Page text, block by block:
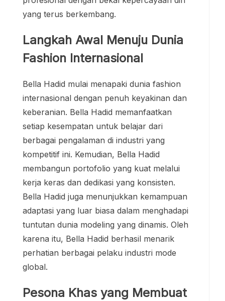
yang terus berkembang.
Langkah Awal Menuju Dunia
Fashion Internasional
Bella Hadid mulai menapaki dunia fashion
internasional dengan penuh keyakinan dan
keberanian. Bella Hadid memanfaatkan
setiap kesempatan untuk belajar dari
berbagai pengalaman di industri yang
kompetitif ini. Kemudian, Bella Hadid
membangun portofolio yang kuat melalui
kerja keras dan dedikasi yang konsisten.
Bella Hadid juga menunjukkan kemampuan
adaptasi yang luar biasa dalam menghadapi
tuntutan dunia modeling yang dinamis. Oleh
karena itu, Bella Hadid berhasil menarik
perhatian berbagai pelaku industri mode
global.
Pesona Khas yang Membuat